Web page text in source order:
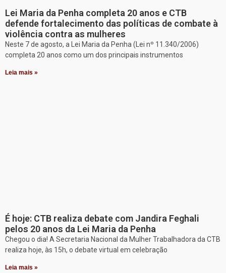
Lei Maria da Penha completa 20 anos e CTB
defende fortalecimento das políticas de combate à
violência contra as mulheres
Neste 7 de agosto, a Lei Maria da Penha (Lei nº 11.340/2006)
completa 20 anos como um dos principais instrumentos
Leia mais »
É hoje: CTB realiza debate com Jandira Feghali
pelos 20 anos da Lei Maria da Penha
Chegou o dia! A Secretaria Nacional da Mulher Trabalhadora da CTB
realiza hoje, às 15h, o debate virtual em celebração
Leia mais »